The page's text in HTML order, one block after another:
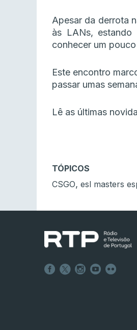
Apesar da derrota
às LANs,
conhecer um
Este encontro
passar umas
Lê as últimas
TÓPICOS
CSGO, esl masters